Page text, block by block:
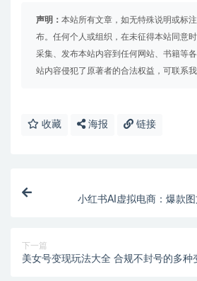
声明： 本站所有文章，如无特殊说明或标
布。任何个人或组织，在未征得本站同意时
采集、发布本站内容到任何网站、书籍等
站内容侵犯了原著者的合法权益，可联系我
收藏 海报 链接
小红书AI虚拟电商：爆款
下一篇
美女号变现玩法大全 合规不封号的多种